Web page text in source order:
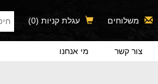
משלוחים עגלת קניות (0)
צור קשר מי אנחנו